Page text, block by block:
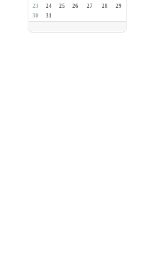
23
24 25 26 27 28
29
30
31